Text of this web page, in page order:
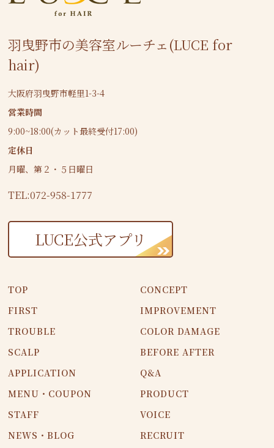
羽曳野市の美容室ルーチェ(LUCE for
hair)
大阪府羽曳野市軽里1-3-4
営業時間
9:00~18:00(カット最終受付17:00)
定休日
月曜、第２・５日曜日
TEL:072-958-1777
LUCE公式アプリ
TOP
CONCEPT
FIRST
IMPROVEMENT
TROUBLE
COLOR DAMAGE
SCALP
BEFORE AFTER
APPLICATION
Q&A
MENU・COUPON
PRODUCT
STAFF
VOICE
NEWS・BLOG
RECRUIT